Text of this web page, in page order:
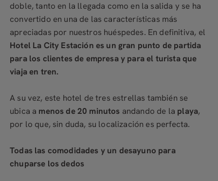
doble, tanto en la llegada como en la salida y se ha
convertido en una de las características más
apreciadas por nuestros huéspedes. En definitiva, el
Hotel La City Estación es un gran punto de partida
para los clientes de empresa y para el turista que
viaja en tren.
A su vez, este hotel de tres estrellas también se
ubica a menos de 20 minutos andando de la playa,
por lo que, sin duda, su localización es perfecta.
Todas las comodidades y un desayuno para
chuparse los dedos